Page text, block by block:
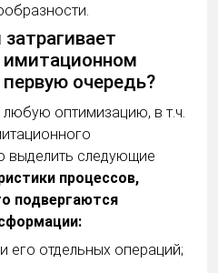
очередь?
оптимизацию, в т.ч.
выделить следующие
процессов,
подвергаются
его отдельных операций;